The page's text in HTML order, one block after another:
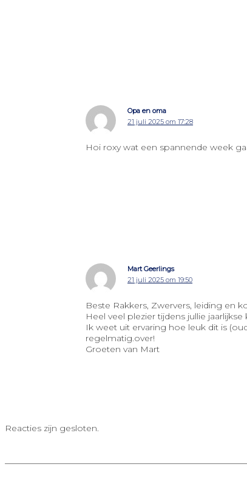
Opa en oma
21 juli 2025 om 17:28
Hoi roxy wat een spannende week
Mart Geerlings
21 juli 2025 om 19:50
Beste Rakkers, Zwervers, leiding en
Heel veel plezier tijdens jullie
Ik weet uit ervaring hoe leuk dit is
regelmatig.over!
Groeten van Mart
Reacties zijn gesloten.